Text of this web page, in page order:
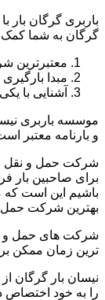
باربری گرگان
گرگان به شما کمک
معتبرترین
مبدا
آشنایی با
موسسه باربری
و بارنامه معتبر
شرکت حمل و نقل
برای صاحبین بار
باشیم این است که
بهترین شرکت
شرکت های حمل و
ترین زمان ممکن
نیسان بار گرگان
را به خود اختصاص